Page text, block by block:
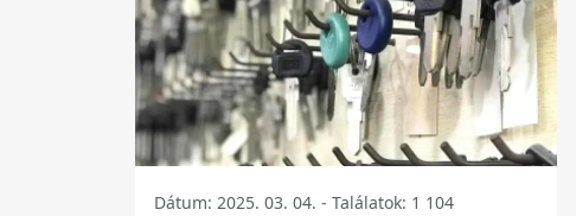
Dátum: 2025. 03. 04. - Találatok: 1 104